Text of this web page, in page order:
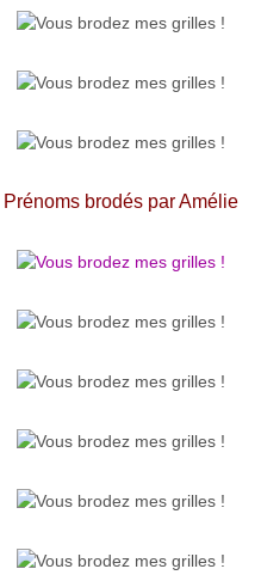
Prénoms brodés par Amélie